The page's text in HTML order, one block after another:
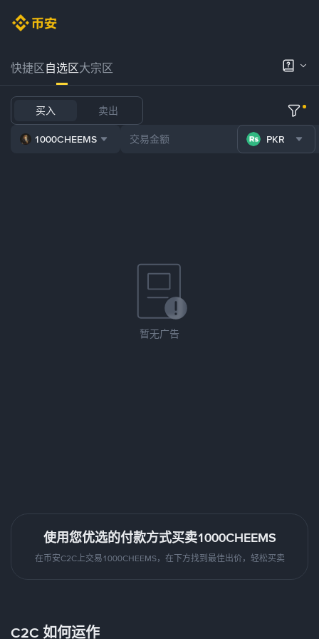
快捷区自选区大宗区
买入 卖出
1000CHEEMS PKR
暂无广告
使用您优选的付款方式买卖1000CHEEMS
在币安C2C上交易1000CHEEMS，在下方找到最佳出价，轻松买卖
C2C 如何运作